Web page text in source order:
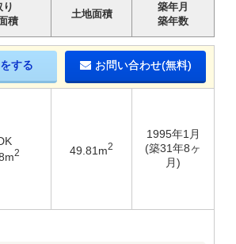
り
積
土地面積
築年月
築年数
する お問い合わせ(無料)
2 49.81m2
1995年1月
(築31年8ヶ
月)